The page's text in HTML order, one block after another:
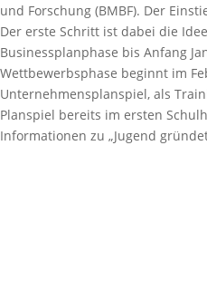
und Forschung (BMBF). Der
Der erste Schritt ist dabei die
Businessplanphase bis Anfang
Wettbewerbsphase beginnt im
Unternehmensplanspiel, als
Planspiel bereits im ersten
Informationen zu „Jugend